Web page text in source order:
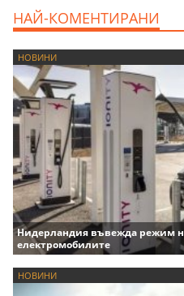
НАЙ-КОМЕНТИРАНИ
НОВИНИ
Нидерландия въвежда режим
електромобилите
НОВИНИ